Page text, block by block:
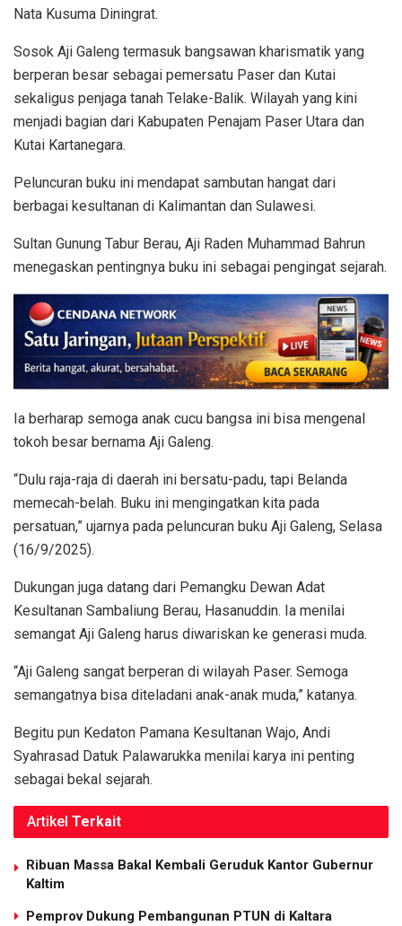
Nata Kusuma Diningrat.
Sosok Aji Galeng termasuk bangsawan kharismatik yang
berperan besar sebagai pemersatu Paser dan Kutai
sekaligus penjaga tanah Telake-Balik. Wilayah yang kini
menjadi bagian dari Kabupaten Penajam Paser Utara dan
Kutai Kartanegara.
Peluncuran buku ini mendapat sambutan hangat dari
berbagai kesultanan di Kalimantan dan Sulawesi.
Sultan Gunung Tabur Berau, Aji Raden Muhammad Bahrun
menegaskan pentingnya buku ini sebagai pengingat sejarah.
Ia berharap semoga anak cucu bangsa ini bisa mengenal
tokoh besar bernama Aji Galeng.
“Dulu raja-raja di daerah ini bersatu-padu, tapi Belanda
memecah-belah. Buku ini mengingatkan kita pada
persatuan,” ujarnya pada peluncuran buku Aji Galeng, Selasa
(16/9/2025).
Dukungan juga datang dari Pemangku Dewan Adat
Kesultanan Sambaliung Berau, Hasanuddin. Ia menilai
semangat Aji Galeng harus diwariskan ke generasi muda.
“Aji Galeng sangat berperan di wilayah Paser. Semoga
semangatnya bisa diteladani anak-anak muda,” katanya.
Begitu pun Kedaton Pamana Kesultanan Wajo, Andi
Syahrasad Datuk Palawarukka menilai karya ini penting
sebagai bekal sejarah.
Artikel Terkait
Ribuan Massa Bakal Kembali Geruduk Kantor Gubernur
Kaltim
Pemprov Dukung Pembangunan PTUN di Kaltara